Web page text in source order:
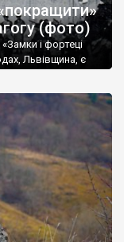
(фото)
і фортеці
Львівщина, є
охоронний
Як
два […]